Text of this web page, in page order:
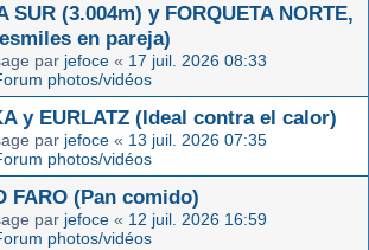
SUR (3.004m) y FORQUETA NORTE,
en pareja)
par jefoce « 17 juil. 2026 08:33
photos/vidéos
y EURLATZ (Ideal contra el calor)
par jefoce « 13 juil. 2026 07:35
photos/vidéos
FARO (Pan comido)
par jefoce « 12 juil. 2026 16:59
photos/vidéos